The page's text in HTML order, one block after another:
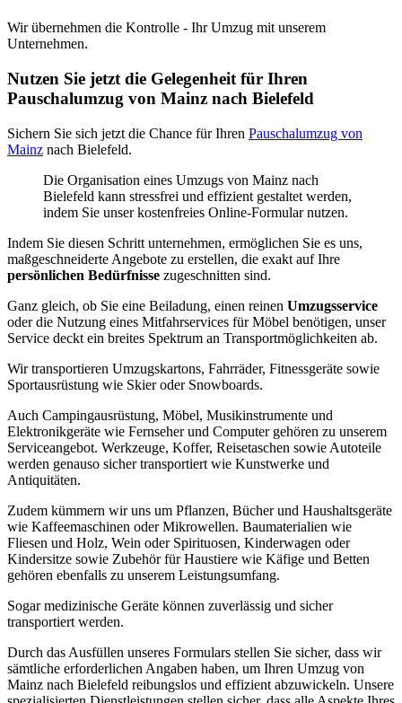
Wir übernehmen die Kontrolle - Ihr Umzug mit unserem
Unternehmen.
Nutzen Sie jetzt die Gelegenheit für Ihren
Pauschalumzug von Mainz nach Bielefeld
Sichern Sie sich jetzt die Chance für Ihren Pauschalumzug von
Mainz nach Bielefeld.
Die Organisation eines Umzugs von Mainz nach
Bielefeld kann stressfrei und effizient gestaltet werden,
indem Sie unser kostenfreies Online-Formular nutzen.
Indem Sie diesen Schritt unternehmen, ermöglichen Sie es uns,
maßgeschneiderte Angebote zu erstellen, die exakt auf Ihre
persönlichen Bedürfnisse zugeschnitten sind.
Ganz gleich, ob Sie eine Beiladung, einen reinen Umzugsservice
oder die Nutzung eines Mitfahrservices für Möbel benötigen, unser
Service deckt ein breites Spektrum an Transportmöglichkeiten ab.
Wir transportieren Umzugskartons, Fahrräder, Fitnessgeräte sowie
Sportausrüstung wie Skier oder Snowboards.
Auch Campingausrüstung, Möbel, Musikinstrumente und
Elektronikgeräte wie Fernseher und Computer gehören zu unserem
Serviceangebot. Werkzeuge, Koffer, Reisetaschen sowie Autoteile
werden genauso sicher transportiert wie Kunstwerke und
Antiquitäten.
Zudem kümmern wir uns um Pflanzen, Bücher und Haushaltsgeräte
wie Kaffeemaschinen oder Mikrowellen. Baumaterialien wie
Fliesen und Holz, Wein oder Spirituosen, Kinderwagen oder
Kindersitze sowie Zubehör für Haustiere wie Käfige und Betten
gehören ebenfalls zu unserem Leistungsumfang.
Sogar medizinische Geräte können zuverlässig und sicher
transportiert werden.
Durch das Ausfüllen unseres Formulars stellen Sie sicher, dass wir
sämtliche erforderlichen Angaben haben, um Ihren Umzug von
Mainz nach Bielefeld reibungslos und effizient abzuwickeln. Unsere